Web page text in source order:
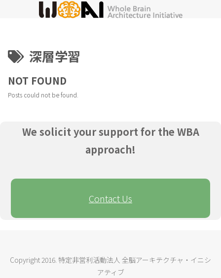
深層学習
NOT FOUND
Posts could not be found.
We solicit your support for the WBA
approach!
Contact Us
Copyright 2016. 特定非営利活動法人 全脳アーキテクチャ・イニシ
アティブ